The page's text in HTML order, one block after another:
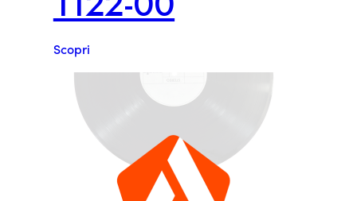
Scopri